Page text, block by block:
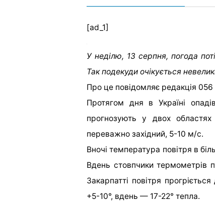
[ad_1]
У неділю, 13 серпня, погода
Так подекуди очікується
Про це повідомляє редакція
Протягом дня в Україні
прогнозують у двох областях
переважно західний, 5-10 м/с.
Вночі температура повітря в
Вдень стовпчики термометрів
Закарпатті повітря
+5-10°, вдень — 17-22° тепла.